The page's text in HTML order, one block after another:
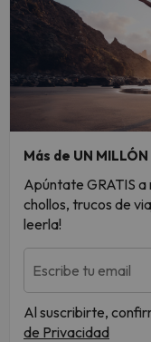
Más de UN
Apúntate GRATIS
chollos, trucos de
leerla!
Escribe tu email
Al suscribirte,
de Privacidad